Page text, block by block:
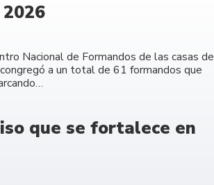
Nacional de Formandos de las casas de
a un total de 61 formandos que
que se fortalece en